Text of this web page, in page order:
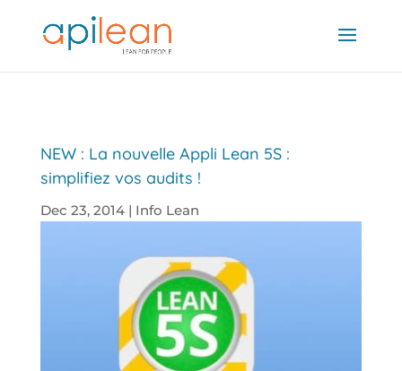
NEW : La nouvelle Appli Lean 5S :
simplifiez vos audits !
Dec 23, 2014| Info Lean